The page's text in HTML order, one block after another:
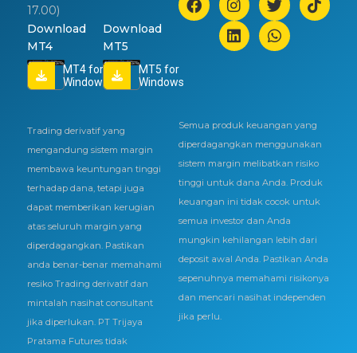
17.00)
Download
MT4
MT4 for
Windows
Download
MT5
MT5 for
Windows
Trading derivatif yang
mengandung sistem margin
membawa keuntungan tinggi
terhadap dana, tetapi juga
dapat memberikan kerugian
atas seluruh margin yang
diperdagangkan. Pastikan
anda benar-benar memahami
resiko Trading derivatif dan
mintalah nasihat consultant
jika diperlukan. PT Trijaya
Pratama Futures tidak
Semua produk keuangan yang
diperdagangkan menggunakan
sistem margin melibatkan risiko
tinggi untuk dana Anda. Produk
keuangan ini tidak cocok untuk
semua investor dan Anda
mungkin kehilangan lebih dari
deposit awal Anda. Pastikan Anda
sepenuhnya memahami risikonya
dan mencari nasihat independen
jika perlu.